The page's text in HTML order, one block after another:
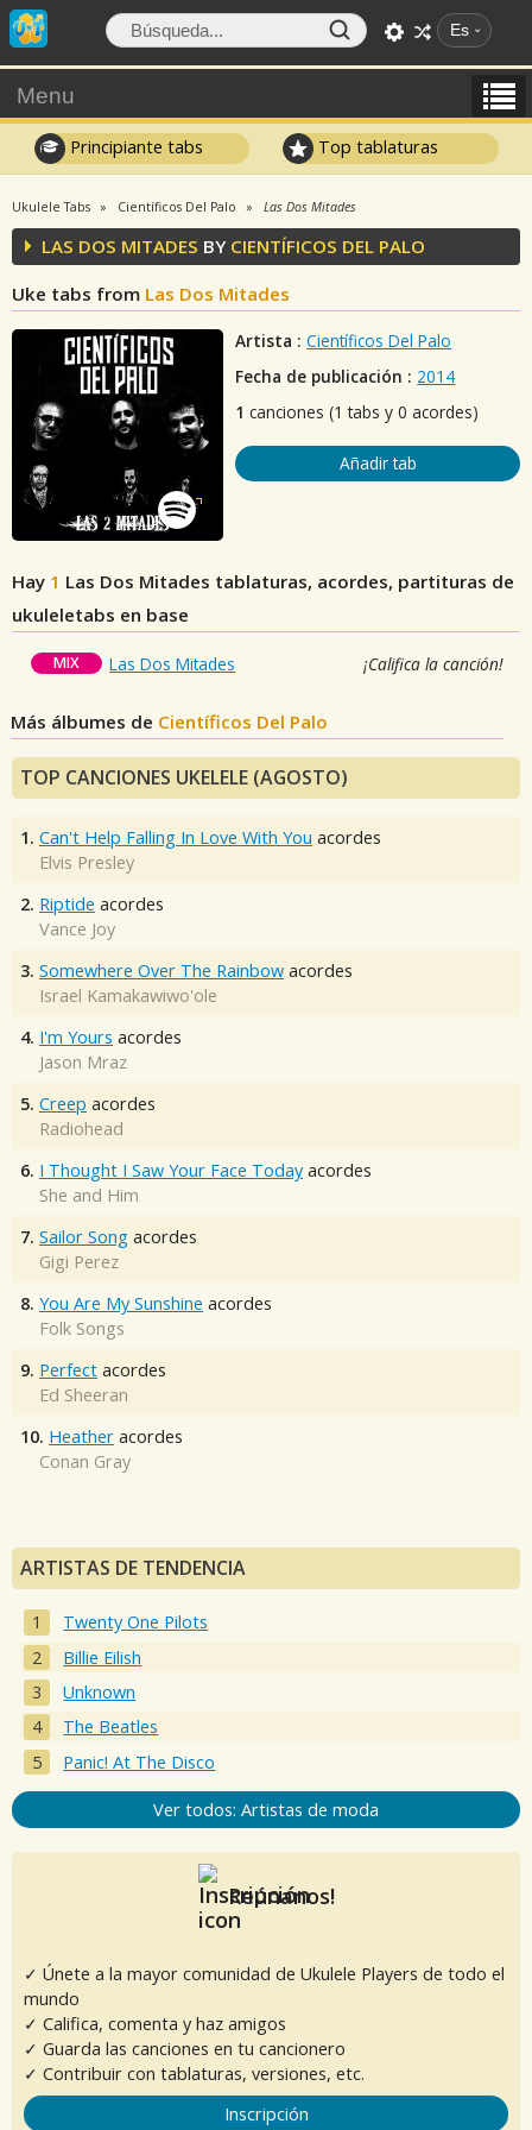
Es
Menu
Principiante tabs Top tablaturas
Ukulele Tabs Científicos Del Palo Las Dos Mitades
LAS DOS MITADES BY CIENTÍFICOS DEL PALO
Uke tabs from Las Dos Mitades
Artista : Científicos Del Palo
Fecha de publicación : 2014
1 canciones (1 tabs y 0 acordes)
Añadir tab
Hay 1 Las Dos Mitades tablaturas, acordes, partituras de
ukuleletabs en base
MIX Las Dos Mitades ¡Califica la canción!
Más álbumes de Científicos Del Palo
TOP CANCIONES UKELELE (AGOSTO)
1. Can't Help Falling In Love With You acordes
Elvis Presley
2. Riptide acordes
Vance Joy
3. Somewhere Over The Rainbow acordes
Israel Kamakawiwo'ole
4. I'm Yours acordes
Jason Mraz
5. Creep acordes
Radiohead
6. I Thought I Saw Your Face Today acordes
She and Him
7. Sailor Song acordes
Gigi Perez
8. You Are My Sunshine acordes
Folk Songs
9. Perfect acordes
Ed Sheeran
10. Heather acordes
Conan Gray
ARTISTAS DE TENDENCIA
Twenty One Pilots
Billie Eilish
Unknown
The Beatles
Panic! At The Disco
Ver todos: Artistas de moda
Reúnanos!
✓ Únete a la mayor comunidad de Ukulele Players de todo el
mundo
✓ Califica, comenta y haz amigos
✓ Guarda las canciones en tu cancionero
✓ Contribuir con tablaturas, versiones, etc.
Inscripción